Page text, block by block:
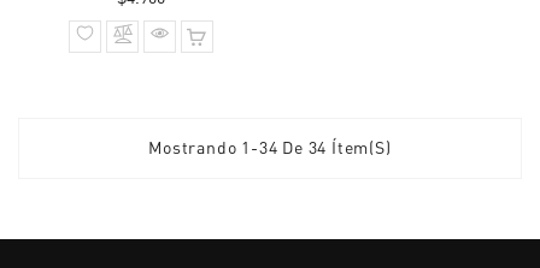
normal
Mostrando 1-34 De 34 Ítem(s)